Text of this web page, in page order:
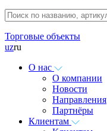
Торговые объекты
uzru
О нас
О компании
Новости
Направления
Партнёры
Клиентам